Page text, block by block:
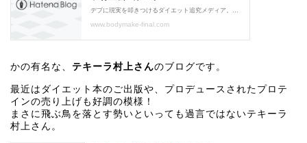
かの有名な、 テキーラ村上さんのブログです。
最近はダイエット本のご出版や、プロデュースされたプロテ
インの売り上げも好調の模様！
まさに飛ぶ鳥を落とす勢いといっても過言ではないテキーラ
村上さん。